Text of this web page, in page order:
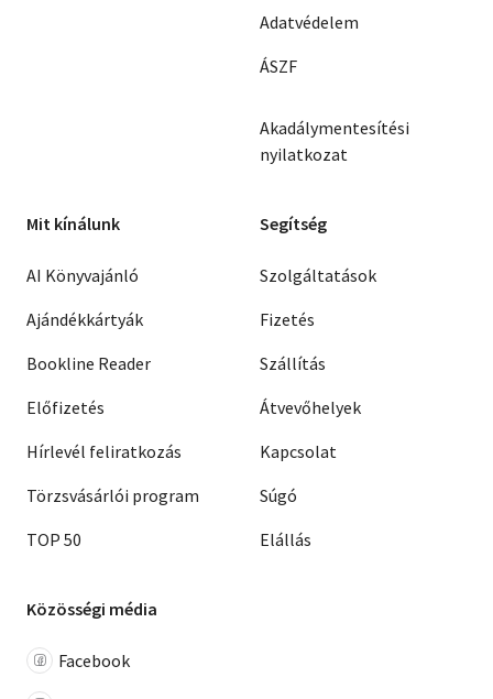
Adatvédelem
ÁSZF
Akadálymentesítési
nyilatkozat
Mit kínálunk
AI Könyvajánló
Ajándékkártyák
Bookline Reader
Előfizetés
Hírlevél feliratkozás
Törzsvásárlói program
TOP 50
Segítség
Szolgáltatások
Fizetés
Szállítás
Átvevőhelyek
Kapcsolat
Súgó
Elállás
Közösségi média
Facebook